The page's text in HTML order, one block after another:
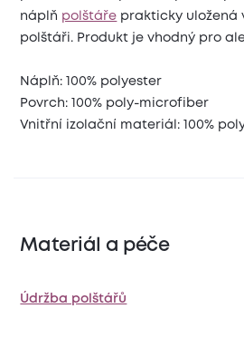
náplň polštáře prakticky uložená
polštáři. Produkt je vhodný pro
Náplň: 100% polyester
Povrch: 100% poly-microfiber
Vnitřní izolační materiál: 100%
Materiál a péče
Údržba polštářů